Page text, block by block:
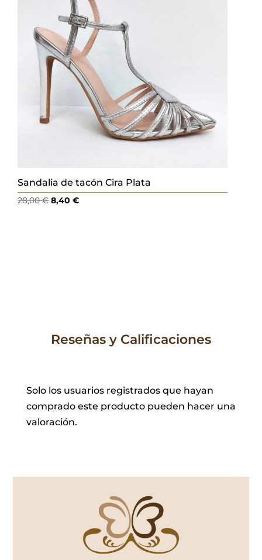
Sandalia de tacón Cira Plata
28,00€El
8,40€El
Reseñas y Calificaciones
Solo los usuarios registrados que hayan
comprado este producto pueden hacer una
valoración.